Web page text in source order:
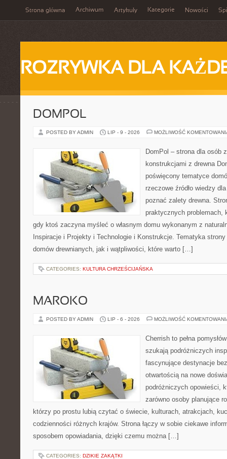
Strona główna Archiwum Artykuły Kategorie Nowości
ROZRYWKA DLA
DOMPOL
POSTED BY ADMIN LIP - 9 - 2026 MOŻLIWOŚĆ
DomPol – strona dla osób
konstrukcjami z drewna
poświęcony tematyce
rzeczowe źródło wiedzy
poznać zalety drewna.
praktycznych problemach,
gdy ktoś zaczyna myśleć o własnym domu wykonanym z
Inspiracje i Projekty i Technologie i Konstrukcje. Tematyka
domów drewnianych, jak i wątpliwości, które warto […]
CATEGORIES: KULTURA CHRZEŚCIJAŃSKA
MAROKO
POSTED BY ADMIN LIP - 6 - 2026 MOŻLIWOŚĆ
Cherrish to pełna
szukają podróżniczych
fascynujące destynacje
otwartością na nowe
podróżniczych opowieści,
zarówno osoby planujące
którzy po prostu lubią czytać o świecie, kulturach, atrakcjach,
codzienności różnych krajów. Strona łączy w sobie ciekawe
sposobem opowiadania, dzięki czemu można […]
CATEGORIES: DZIKIE ZAKĄTKI